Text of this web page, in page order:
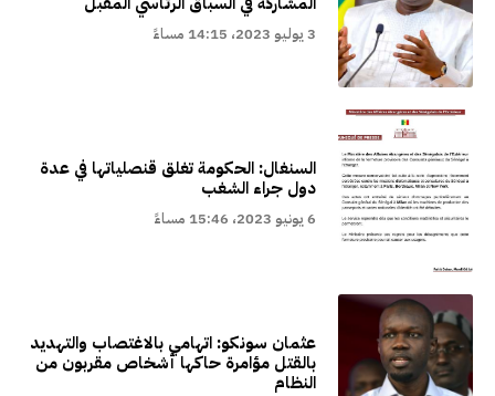
3 يوليو 2023، 14:15 مساءً
السنغال: الحكومة تغلق قنصلياتها في عدة
دول جراء الشغب
6 يونيو 2023، 15:46 مساءً
عثمان سونكو: اتهامي بالاغتصاب والتهديد
بالقتل مؤامرة حاكها أشخاص مقربون من
النظام